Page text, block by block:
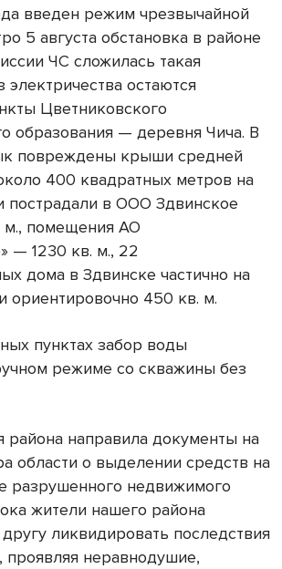
введен режим чрезвычайной
5 августа обстановка в районе
ЧС сложилась такая
электричества остаются
Цветниковского
образования — деревня Чича. В
повреждены крыши средней
400 квадратных метров на
в ООО Здвинское
помещения АО
— 1230 кв. м., 22
дома в Здвинске частично на
450 кв. м.
пунктах забор воды
режиме со скважины без
района направила документы на
области о выделении средств на
разрушенного недвижимого
жители нашего района
ликвидировать последствия
проявляя неравнодушие,